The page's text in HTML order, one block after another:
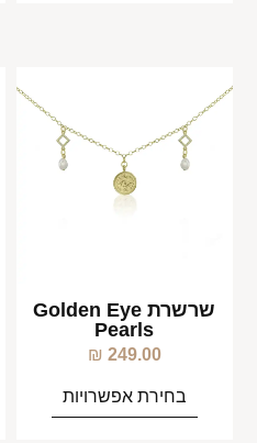
שרשרת Golden Eye
Pearls
249.00
₪
בחירת אפשרויות